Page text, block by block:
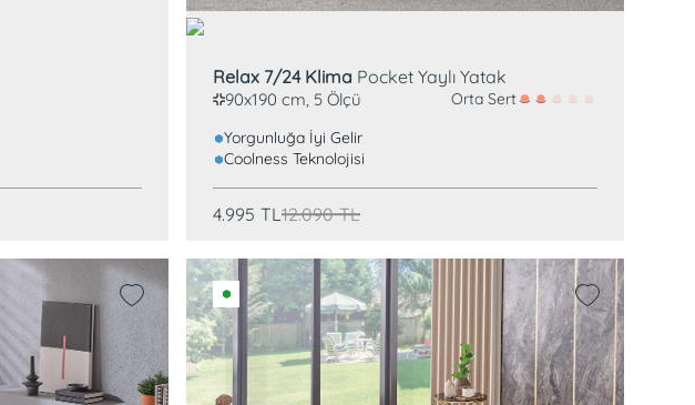
Relax 7/24 Klima Pocket Yaylı Yatak
90x190 cm, 5 Ölçü
Orta Sert
Yorgunluğa İyi Gelir
Coolness Teknolojisi
12.090 TL
4.995 TL